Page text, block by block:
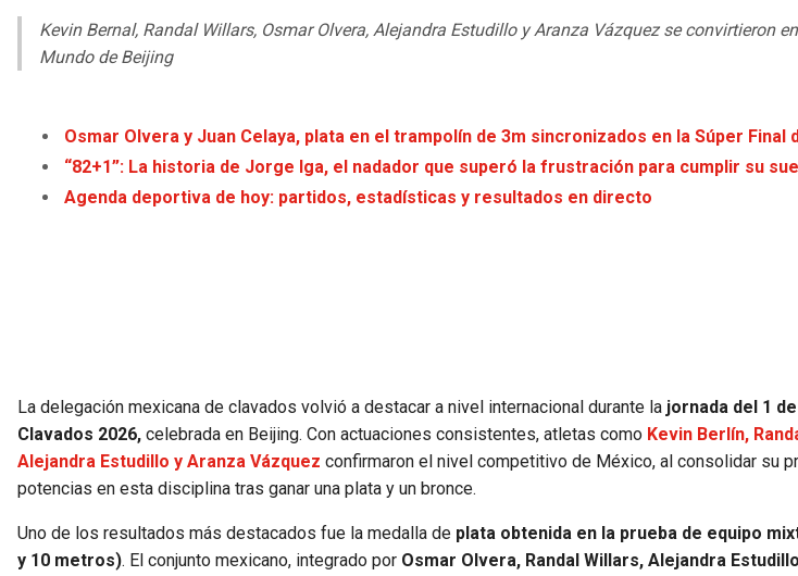
Kevin Bernal, Randal Willars, Osmar Olvera, Alejandra Estudillo y Aranza Vázquez se convirtieron
Mundo de Beijing
Osmar Olvera y Juan Celaya, plata en el trampolín de 3m sincronizados en la Súper Final
“82+1”: La historia de Jorge Iga, el nadador que superó la frustración para cumplir su
Agenda deportiva de hoy: partidos, estadísticas y resultados en directo
La delegación mexicana de clavados volvió a destacar a nivel internacional durante la jornada del 1
Clavados 2026, celebrada en Beijing. Con actuaciones consistentes, atletas como Kevin Berlín,
Alejandra Estudillo y Aranza Vázquez confirmaron el nivel competitivo de México, al consolidar su
potencias en esta disciplina tras ganar una plata y un bronce.
Uno de los resultados más destacados fue la medalla de plata obtenida en la prueba de equipo
y 10 metros). El conjunto mexicano, integrado por Osmar Olvera, Randal Willars, Alejandra